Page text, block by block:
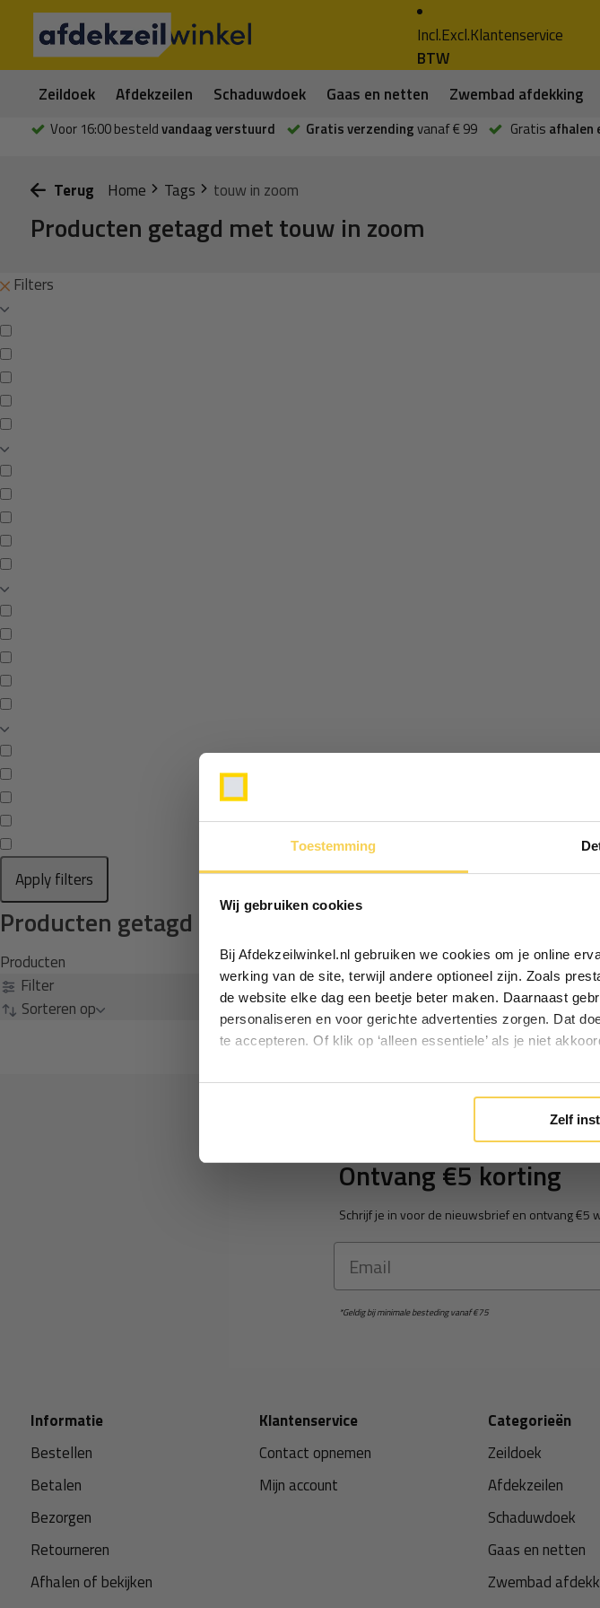
Toestemming
Wij gebruiken cookies
Bij Afdekzeilwinkel.nl gebruiken we cookies om je online
werking van de site, terwijl andere optioneel zijn. Zoals
de website elke dag een beetje beter maken. Daarnaast
personaliseren en voor gerichte advertenties zorgen. Dat
te accepteren. Of klik op ‘alleen essentiele’ als je niet
Zelf
Incl.Excl.
BTW
Klantenservice
Zeildoek Afdekzeilen Schaduwdoek Gaas en netten Zwembad afdekking
Voor 16:00 besteldvandaag verstuurd Gratis verzendingvanaf € 99 Gratis afhalen
Terug Home Tags touw in zoom
Producten getagd met touw in zoom
Filters
Apply filters
Producten getagd met touw in zoom
Producten
Filter
Sorteren op
Ontvang €5 korting
Schrijf je in voor de nieuwsbrief en ontvang €5
Email
*Geldig bij minimale besteding vanaf €75
Informatie
Bestellen
Betalen
Bezorgen
Retourneren
Afhalen of bekijken
Klantenservice
Contact opnemen
Mijn account
Categorieën
Zeildoek
Afdekzeilen
Schaduwdoek
Gaas en netten
Zwembad
Ontvang €5,-
ontvang €5,-
Particulier